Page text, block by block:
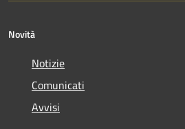
Novità
Notizie
Comunicati
Avvisi